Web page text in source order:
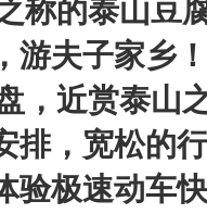
称的泰山豆
游夫子家乡
，近赏泰山
排，宽松的
验极速动车